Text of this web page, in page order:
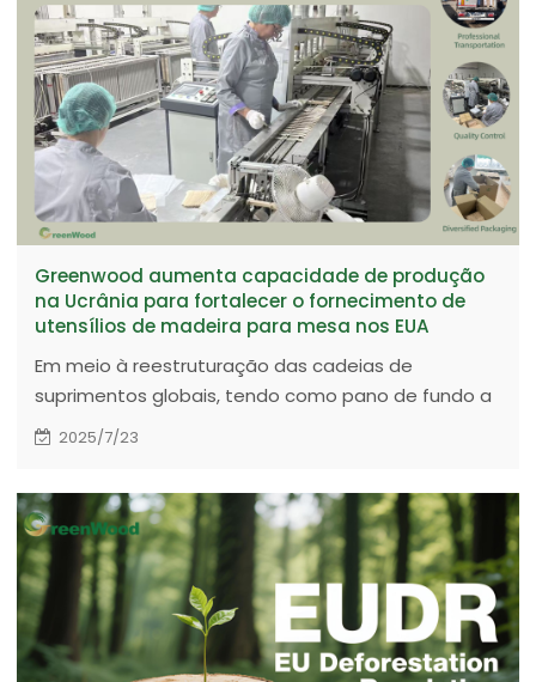
Greenwood aumenta capacidade de produção
na Ucrânia para fortalecer o fornecimento de
utensílios de madeira para mesa nos EUA
Em meio à reestruturação das cadeias de
suprimentos globais, tendo como pano de fundo a
guerra comercial entre China e EUA, a Greenwood
2025/7/23